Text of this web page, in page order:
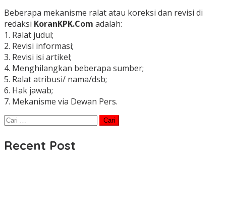
Beberapa mekanisme ralat atau koreksi dan revisi di
redaksi KoranKPK.Com adalah:
1. Ralat judul;
2. Revisi informasi;
3. Revisi isi artikel;
4. Menghilangkan beberapa sumber;
5. Ralat atribusi/ nama/dsb;
6. Hak jawab;
7. Mekanisme via Dewan Pers.
Cari
untuk:
Recent Post